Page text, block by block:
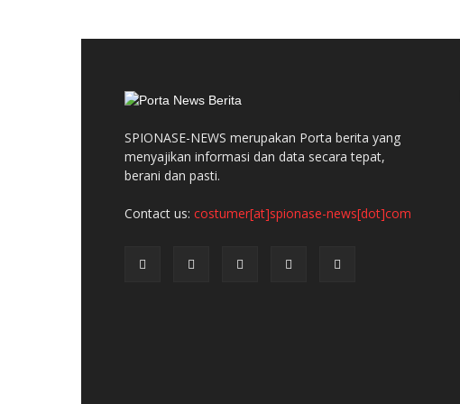
SPIONASE-NEWS merupakan Porta berita yang
menyajikan informasi dan data secara tepat,
berani dan pasti.
Contact us: costumer[at]spionase-news[dot]com